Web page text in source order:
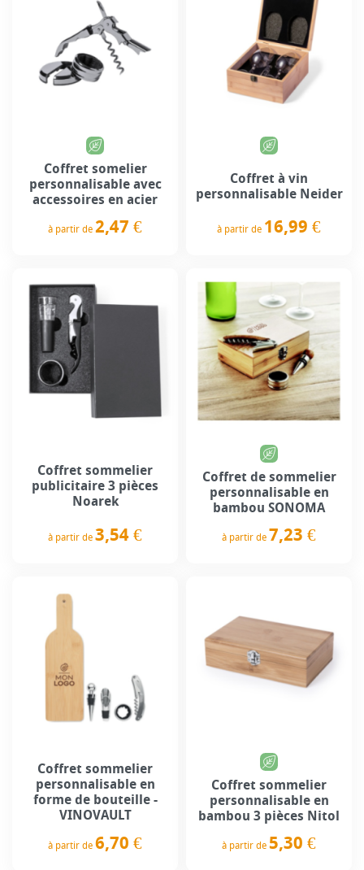
Coffret somelier
personnalisable avec
accessoires en acier
à partir de 2,47 €
Coffret à vin
personnalisable Neider
à partir de 16,99 €
Coffret sommelier
publicitaire 3 pièces
Noarek
à partir de 3,54 €
Coffret de sommelier
personnalisable en
bambou SONOMA
à partir de 7,23 €
Coffret sommelier
personnalisable en
forme de bouteille -
VINOVAULT
à partir de 6,70 €
Coffret sommelier
personnalisable en
bambou 3 pièces Nitol
à partir de 5,30 €